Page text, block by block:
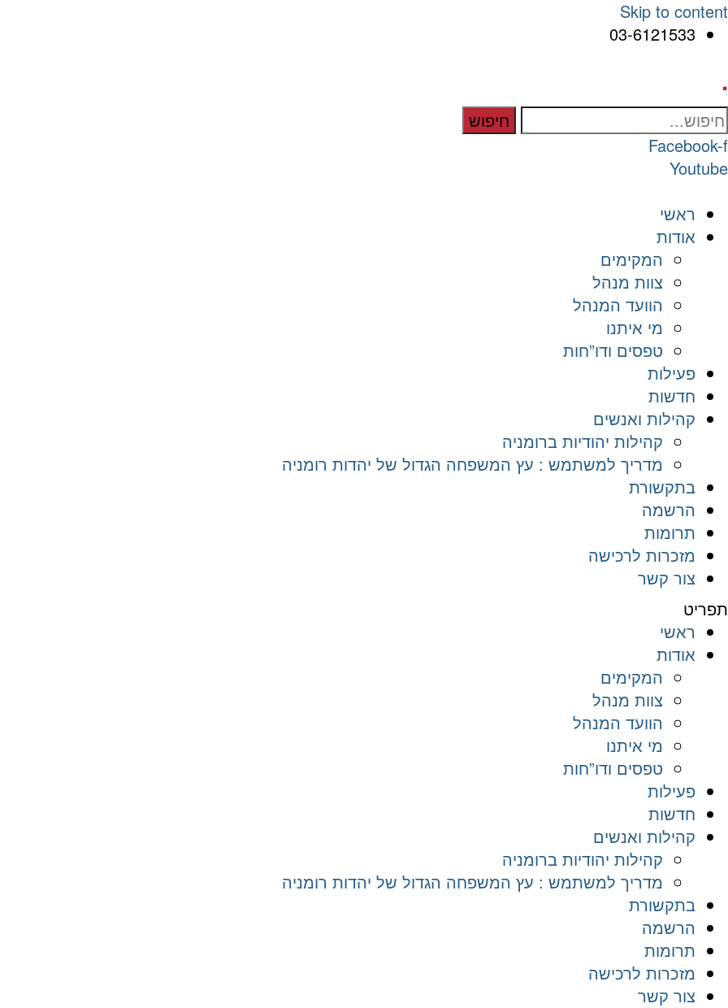
Skip to content
03-6121533
.
חיפוש
Facebook-f
Youtube
ראשי
אודות
המקימים
צוות מנהל
הוועד המנהל
מי איתנו
טפסים ודו”חות
פעילות
חדשות
קהילות ואנשים
קהילות יהודיות ברומניה
מדריך למשתמש : עץ המשפחה הגדול של יהדות רומניה
בתקשורת
הרשמה
תרומות
מזכרות לרכישה
צור קשר
תפריט
ראשי
אודות
המקימים
צוות מנהל
הוועד המנהל
מי איתנו
טפסים ודו”חות
פעילות
חדשות
קהילות ואנשים
קהילות יהודיות ברומניה
מדריך למשתמש : עץ המשפחה הגדול של יהדות רומניה
בתקשורת
הרשמה
תרומות
מזכרות לרכישה
צור קשר